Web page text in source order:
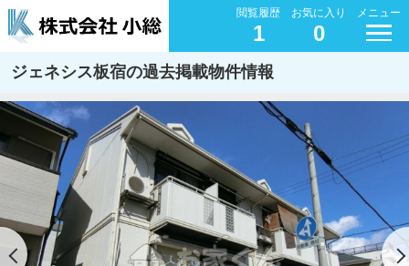
閲覧履歴
1
お気に入り
0
メニュー
ジェネシス板宿の過去掲載物件情報